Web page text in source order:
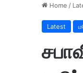
Home /
Latest